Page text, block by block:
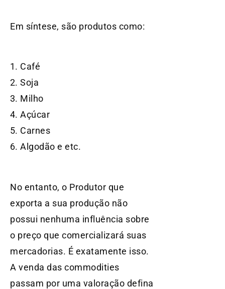
Em síntese, são produtos como:
Café
Soja
Milho
Açúcar
Carnes
Algodão e etc.
No entanto, o Produtor que
exporta a sua produção não
possui nenhuma influência sobre
o preço que comercializará suas
mercadorias. É exatamente isso.
A venda das commodities
passam por uma valoração defina